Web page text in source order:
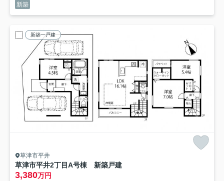
新築
新築一戸建
草津市平井
草津市平井2丁目A号棟 新築戸建
3,380万円